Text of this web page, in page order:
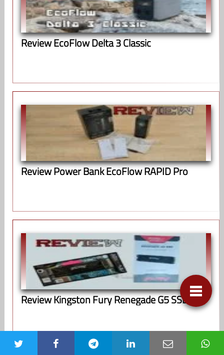
Review EcoFlow Delta 3 Classic
Review Power Bank EcoFlow RAPID Pro
Review Kingston Fury Renegade G5 SSD